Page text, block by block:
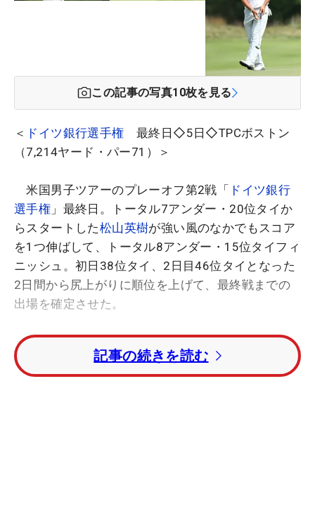
この記事の写真10枚を見る
＜ ドイツ銀行選手権 最終日◇5日◇TPCボストン
（7,214ヤード・パー71）＞
米国男子ツアーのプレーオフ第2戦「 ドイツ銀行
選手権 」最終日。トータル7アンダー・20位タイか
らスタートした松山英樹が強い風のなかでもスコア
を1つ伸ばして、トータル8アンダー・15位タイフィ
ニッシュ。初日38位タイ、2日目46位タイとなった
2日間から尻上がりに順位を上げて、最終戦までの
出場を確定させた。
【関連】松山英樹、上原浩治とのキャッチボールで
きれいなフォームを披露!?
記事の続きを読む